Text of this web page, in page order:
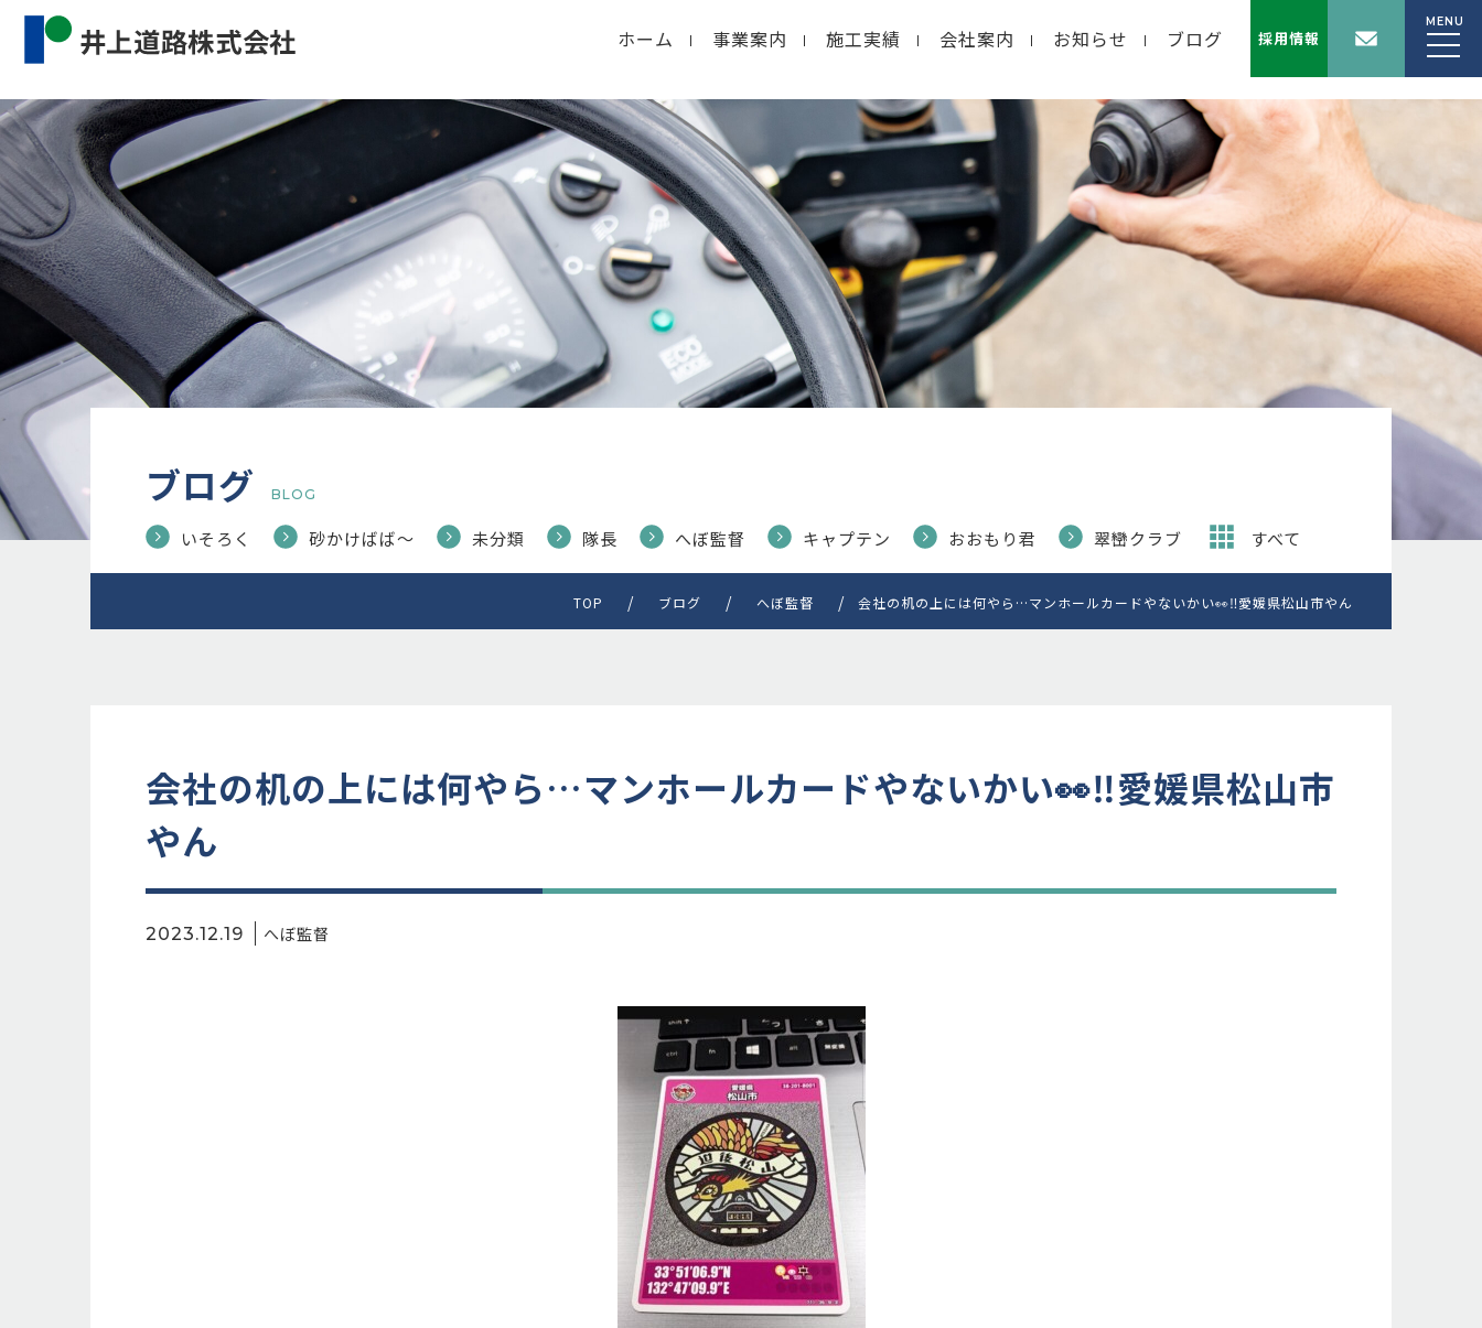
ホーム 事業案内 施工実績 会社案内 お知らせ ブログ 採用情報
MENU
Warning: Undefined property: WP_Error::$cat_name in
/home/macolab2/inouedoro.co.jp/public_html/wp-
content/themes/inourdoro_theme_2024/single.phpon line14
ブログ BLOG
いそろく 砂かけばば〜 未分類 隊長 へぼ監督 キャプテン おおもり君 翠巒クラブ すべて
TOP ブログ へぼ監督 会社の机の上には何やら…マンホールカードやないかい👀‼️愛媛県松山市やん
会社の机の上には何やら…マンホールカードやないかい👀‼️愛媛県松山市
やん
2023.12.19 へぼ監督